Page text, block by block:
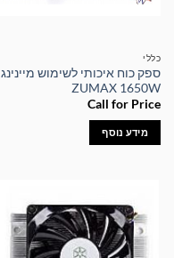
כללי
ספק כוח איכותי לשימוש מיינינג
ZUMAX 1650W
Call for Price
מידע נוסף